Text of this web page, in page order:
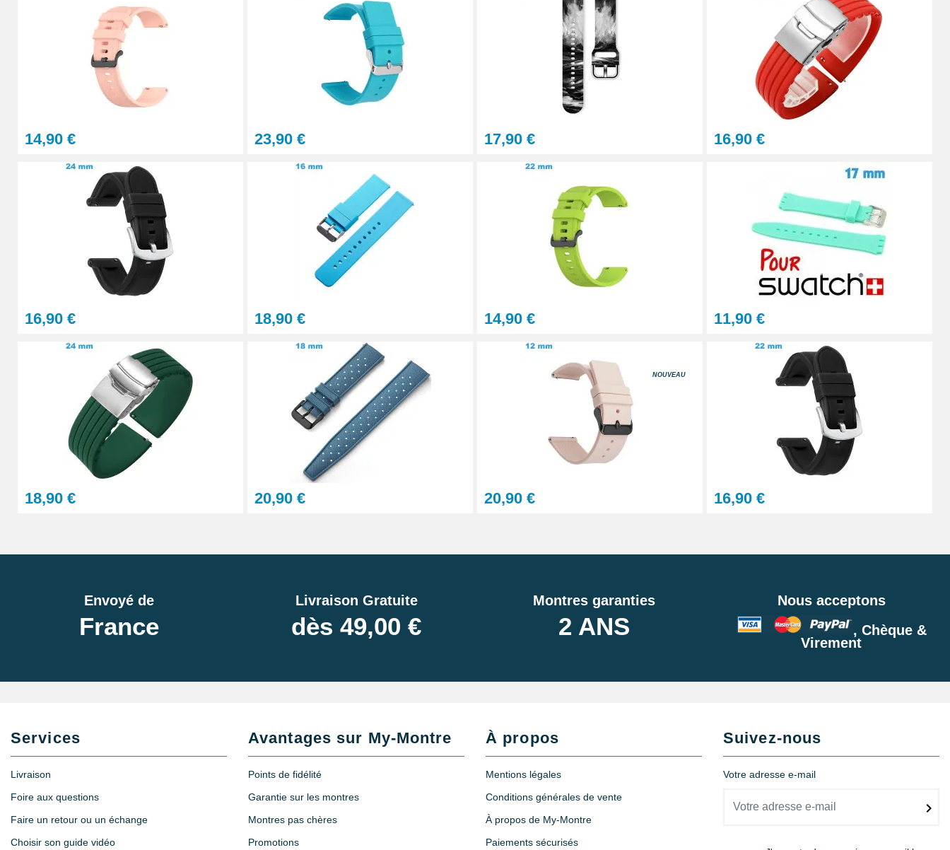
Gros pointeau de pose manipulation bracelet montre
4,90 €
Ajouter au panier
Pointeau de pose à 2 têtes
Ajouter au panier
Outil pointeau de pose suisse professionnel BERGEON
28,90 €
Ajouter au panier
Pointeau de Pose Tête Interchangeable
9,90 €
Ajouter au panier
Kit Réparation Montre Multifonction
23,90 €
Ajouter au panier
Sacoche Outils Horlogerie complet de Réparation - 13 pièces
45,90 €
Ajouter au panier
14,90 € 23,90 € 17,90 € 16,90 €
16,90 € 18,90 € 14,90 € 11,90 €
18,90 € 20,90 €
NOUVEAU
20,90 € 16,90 €
Envoyé de
France
Livraison Gratuite
dès 49,00 €
Montres garanties
2 ANS
Nous acceptons
, Chèque &
Virement
Services
Livraison
Foire aux questions
Faire un retour ou un échange
Choisir son guide vidéo
Avantages sur My-Montre
Points de fidélité
Garantie sur les montres
Montres pas chères
Promotions
À propos
Mentions légales
Conditions générales de vente
À propos de My-Montre
Paiements sécurisés
Suivez-nous
Votre adresse e-mail